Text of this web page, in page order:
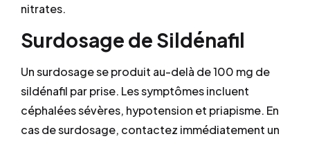
nitrates.
Surdosage de Sildénafil
Un surdosage se produit au-delà de 100 mg de
sildénafil par prise. Les symptômes incluent
céphalées sévères, hypotension et priapisme. En
cas de surdosage, contactez immédiatement un